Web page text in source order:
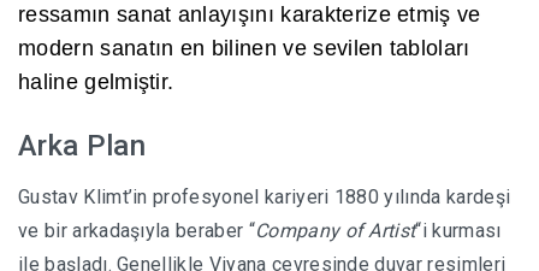
ressamın sanat anlayışını karakterize etmiş ve
modern sanatın en bilinen ve sevilen tabloları
haline gelmiştir.
Arka Plan
Gustav Klimt’in profesyonel kariyeri 1880 yılında kardeşi
ve bir arkadaşıyla beraber “Company of Artist“i kurması
ile başladı. Genellikle Viyana çevresinde duvar resimleri